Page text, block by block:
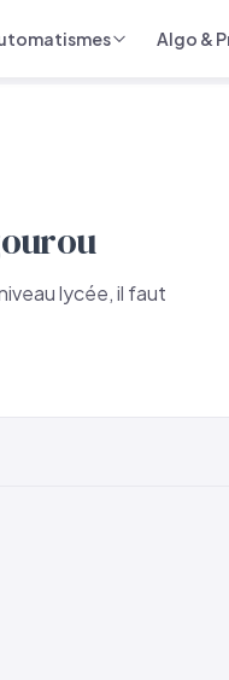
Algo &
lycée, il faut